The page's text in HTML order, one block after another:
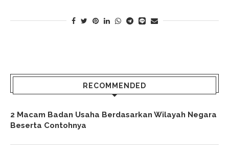
RECOMMENDED
2 Macam Badan Usaha Berdasarkan Wilayah Negara
Beserta Contohnya